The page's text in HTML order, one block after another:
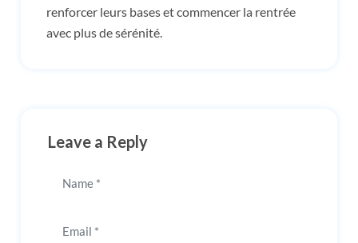
renforcer leurs bases et commencer la rentrée
avec plus de sérénité.
Leave a Reply